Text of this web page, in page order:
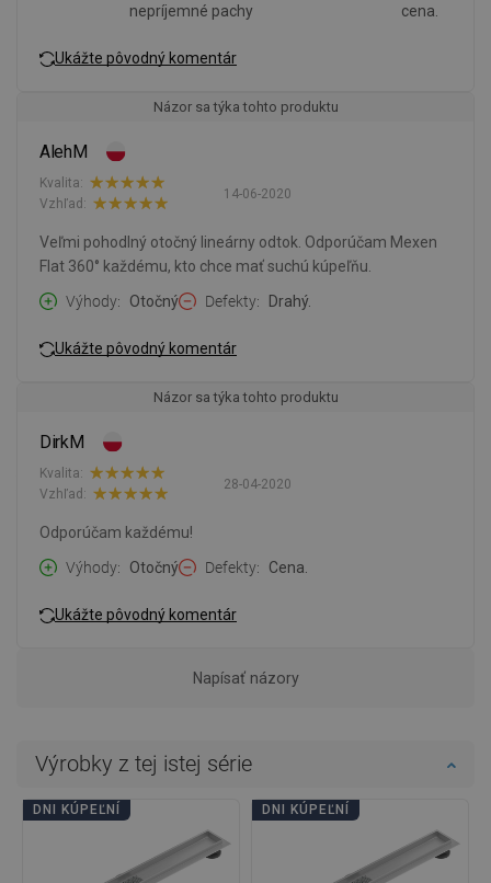
nepríjemné pachy
cena.
Ukážte pôvodný komentár
Názor sa týka tohto produktu
AlehM
14-06-2020
Kvalita:
Vzhľad:
Veľmi pohodlný otočný lineárny odtok. Odporúčam Mexen
Flat 360° každému, kto chce mať suchú kúpeľňu.
Výhody
Otočný Defekty Drahý.
Ukážte pôvodný komentár
Názor sa týka tohto produktu
DirkM
28-04-2020
Kvalita:
Vzhľad:
Odporúčam každému!
Výhody
Otočný Defekty Cena.
Ukážte pôvodný komentár
Napísať názory
Výrobky z tej istej série
DNI KÚPEĽNÍ DNI KÚPEĽNÍ